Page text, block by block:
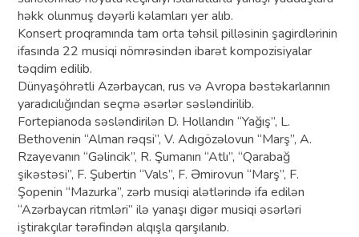
həkk olunmuş dəyərli kəlamları yer alıb.
Konsert proqramında tam orta təhsil pilləsinin şagirdlərinin
ifasında 22 musiqi nömrəsindən ibarət kompozisiyalar
təqdim edilib.
Dünyaşöhrətli Azərbaycan, rus və Avropa bəstəkarlarının
yaradıcılığından seçmə əsərlər səsləndirilib.
Fortepianoda səsləndirilən D. Hollandın “Yağış”, L.
Bethovenin “Alman rəqsi”, V. Adıgözəlovun “Marş”, A.
Rzayevanın “Gəlincik”, R. Şumanın “Atlı”, “Qarabağ
şikəstəsi”, F. Şubertin “Vals”, F. Əmirovun “Marş”, F.
Şopenin “Mazurka”, zərb musiqi alətlərində ifa edilən
“Azərbaycan ritmləri” ilə yanaşı digər musiqi əsərləri
iştirakçılar tərəfindən alqışla qarşılanıb.